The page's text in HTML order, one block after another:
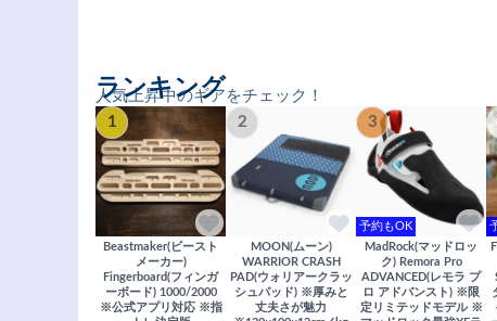
人気上昇中のギアをチェック！
ランキング
1
Beastmaker(ビースト
メーカー)
Fingerboard(フィンガ
ーボード) 1000/2000
※公式アプリ対応 ※指
2
MOON(ムーン)
WARRIOR CRASH
PAD(ウォリアークラッ
シュパッド) ※厚みと
丈夫さが魅力
3
予約もOK
MadRock(マッドロッ
ク) Remora Pro
ADVANCED(レモラ プ
ロ アドバンスト) ※限
定リミテッドモデル ※